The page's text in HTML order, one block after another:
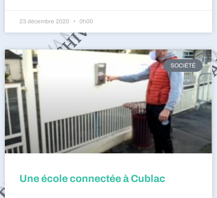
23 décembre 2020 0h00
SOCIÉTÉ
Une école connectée à Cublac